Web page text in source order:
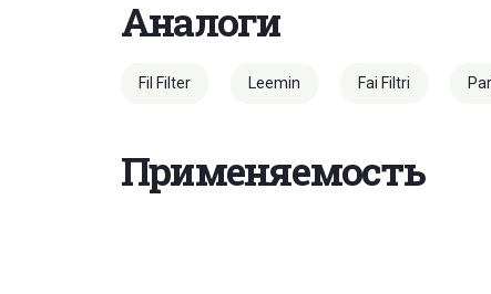
Аналоги
Fil Filter Leemin Fai Filtri
Применяемость